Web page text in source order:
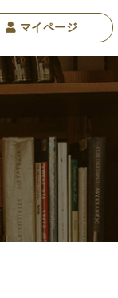
洋哲学 東洋思想
マイページ